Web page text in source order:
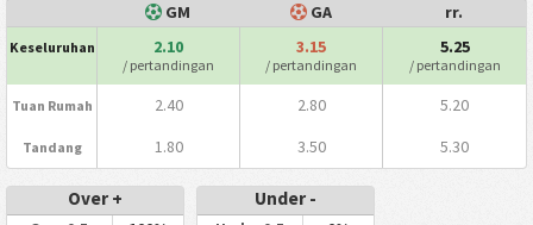
GM GA rr.
Keseluruhan 2.10
/ pertandingan
3.15
/ pertandingan
5.25
/ pertandingan
Tuan Rumah 2.40 2.80 5.20
Tandang 1.80 3.50 5.30
Over + Under -